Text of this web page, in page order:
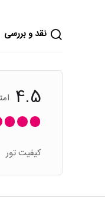
نقد و بررسی
4.5
کیفیت تور